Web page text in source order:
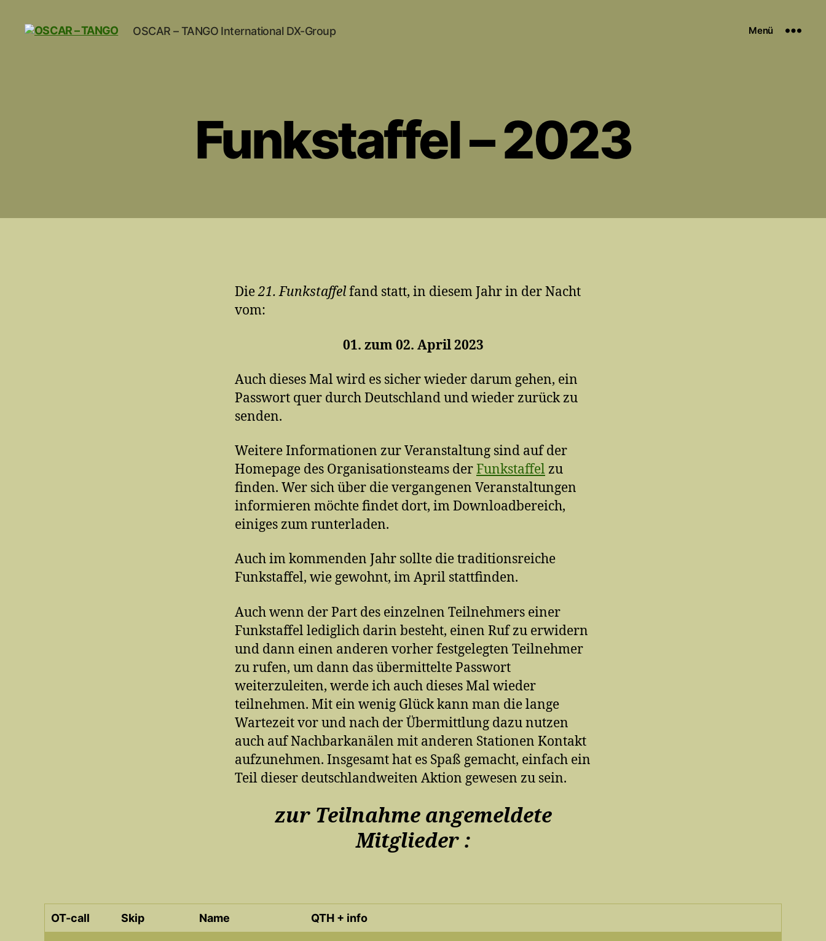
OSCAR – TANGO International DX-Group Menü
Funkstaffel – 2023
Die21. Funkstaffelfand statt, in diesem Jahr in der Nacht
vom:
01. zum 02. April 2023
Auch dieses Mal wird es sicher wieder darum gehen, ein
Passwort quer durch Deutschland und wieder zurück zu
senden.
Weitere Informationen zur Veranstaltung sind auf der
Homepage des Organisationsteams derFunkstaffelzu
finden. Wer sich über die vergangenen Veranstaltungen
informieren möchte findet dort, im Downloadbereich,
einiges zum runterladen.
Auch im kommenden Jahr sollte die traditionsreiche
Funkstaffel, wie gewohnt, im April stattfinden.
Auch wenn der Part des einzelnen Teilnehmers einer
Funkstaffel lediglich darin besteht, einen Ruf zu erwidern
und dann einen anderen vorher festgelegten Teilnehmer
zu rufen, um dann das übermittelte Passwort
weiterzuleiten, werde ich auch dieses Mal wieder
teilnehmen. Mit ein wenig Glück kann man die lange
Wartezeit vor und nach der Übermittlung dazu nutzen
auch auf Nachbarkanälen mit anderen Stationen Kontakt
aufzunehmen. Insgesamt hat es Spaß gemacht, einfach ein
Teil dieser deutschlandweiten Aktion gewesen zu sein.
zur Teilnahme angemeldete
Mitglieder :
OT-call Skip Name QTH + info